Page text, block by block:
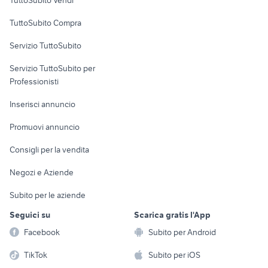
Informatica
Console e
Fotografia
Telefonia
Biciclette
TuttoSubito Compra
Servizio TuttoSubito
Servizio TuttoSubito per
Professionisti
Inserisci annuncio
Promuovi annuncio
Consigli per la vendita
Negozi e Aziende
Subito per le aziende
Seguici su
Facebook
TikTok
Scarica gratis l'App
Subito per Android
Subito per iOS